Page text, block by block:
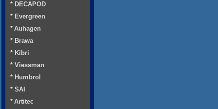
* DECAPOD
* Evergreen
* Auhagen
* Brawa
* Kibri
* Viessman
* Humbrol
* SAI
* Artitec